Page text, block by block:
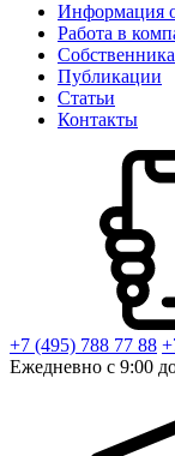
Информация
Работа в
Публикации
Статьи
Контакты
+7 (495) 788 77 88
Ежедневно с 9:00